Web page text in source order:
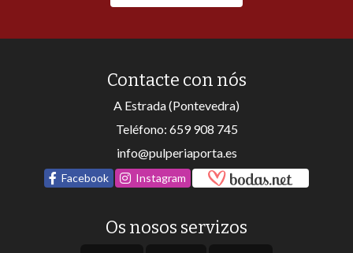
Os nosos servizos
Contacte con nós
A Estrada (Pontevedra)
Teléfono: 659 908 745
info@pulperiaporta.es
Facebook Instagram